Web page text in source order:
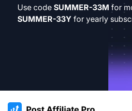
Use code SUMMER-33M for
SUMMER-33Y for yearly
:site.title